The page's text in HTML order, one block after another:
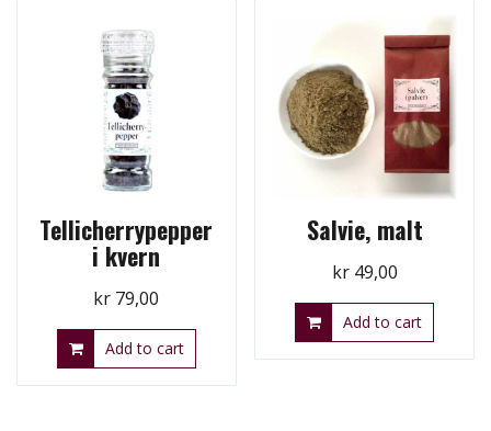
Tellicherrypepper
i kvern
kr 79,00
Add to cart
Salvie, malt
kr49,00
Add to cart